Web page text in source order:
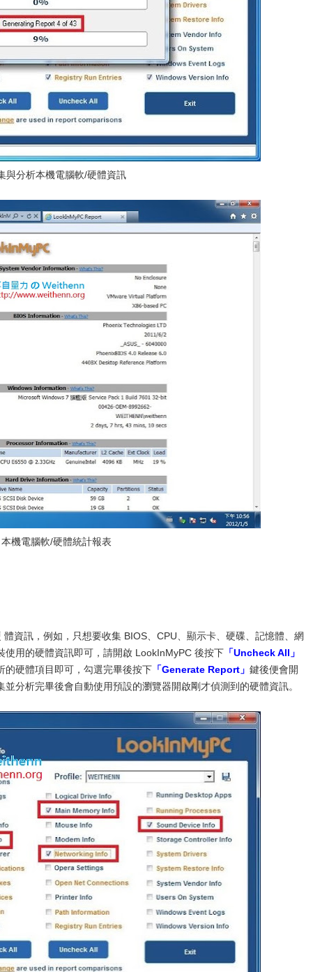
與分析本機電腦軟/硬體資訊
機電腦軟/硬體統計報表
資訊，例如，只想要收集 BIOS、CPU、顯示卡、硬碟、記憶體、網
用的硬體資訊即可，請開啟 LookInMyPC 後按下 「Uncheck All」
的硬體項目即可，勾選完畢後按下 「Generate Report」 鍵後便會開
分析完畢後會自動使用預設的瀏覽器開啟剛才偵測到的硬體資訊。